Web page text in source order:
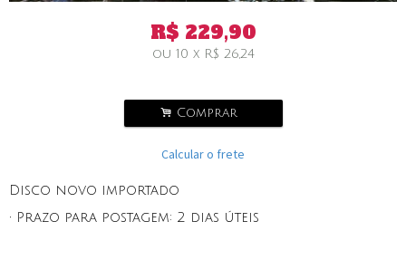
R$ 229,90
ou 10 x R$ 26,24
. Comprar
Calcular o frete
Disco novo importado
• Prazo para postagem: 2 dias úteis